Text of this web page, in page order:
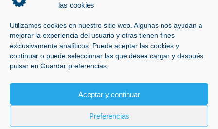
las cookies
Utilizamos cookies en nuestro sitio web. Algunas nos ayudan a
mejorar la experiencia del usuario y otras tienen fines
exclusivamente analíticos. Puede aceptar las cookies y
continuar o puede seleccionar las que desea cargar y después
pulsar en Guardar preferencias.
Aceptar y continuar
Preferencias
Líneas De Vida Líneas De Vida Homologadas
Líneas De Vida Madrid Líneas De Vida Temporales
Revisiones Líneas De Vida Seguridad Trabajos En Altura
Trabajos En Altura